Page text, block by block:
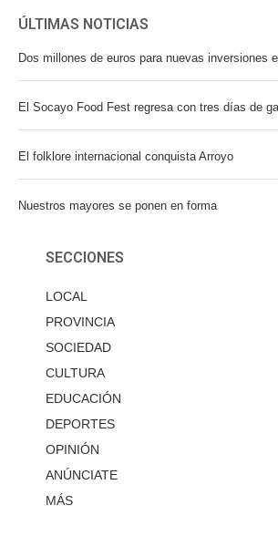
ÚLTIMAS NOTICIAS
Dos millones de euros para nuevas inversiones
El Socayo Food Fest regresa con tres días de
El folklore internacional conquista Arroyo
Nuestros mayores se ponen en forma
SECCIONES
LOCAL
PROVINCIA
SOCIEDAD
CULTURA
EDUCACIÓN
DEPORTES
OPINIÓN
ANÚNCIATE
MÁS